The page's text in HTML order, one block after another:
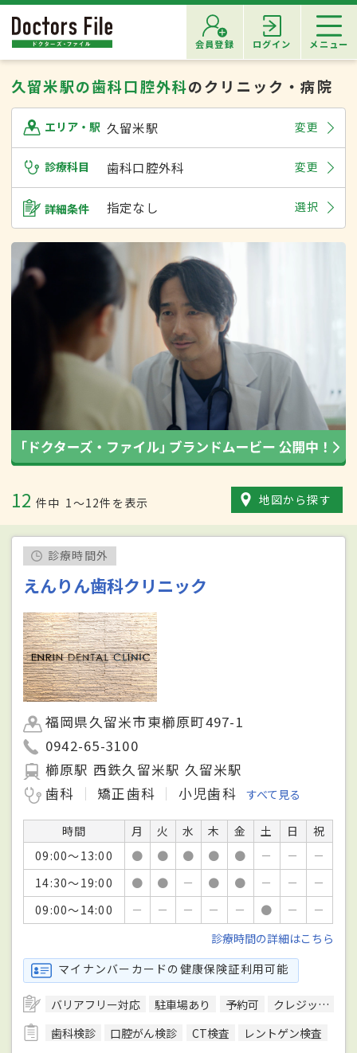
会員登録 ログイン メニュー
久留米駅の歯科口腔外科のクリニック・病院
エリア・駅 久留米駅 変更
診療科目 歯科口腔外科 変更
詳細条件 指定なし 選択
12 件中 1〜12件を表示 地図から探す
診療時間外
えんりん歯科クリニック
福岡県久留米市東櫛原町497-1
0942-65-3100
櫛原駅 西鉄久留米駅 久留米駅
歯科
矯正歯科 小児歯科 すべて見る
時間 月 火 水 木 金 土 日
祝
09:00～13:00
● ● ● ● ● － －
－
14:30～19:00
● ● － ● ● － －
－
09:00～14:00
－ － － － － ● －
－
診療時間の詳細はこちら
マイナンバーカードの健康保険証利用可能
バリアフリー対応 駐車場あり 予約可
クレジットカード対応
歯科検診
口腔がん検診 CT検査 レントゲン検査